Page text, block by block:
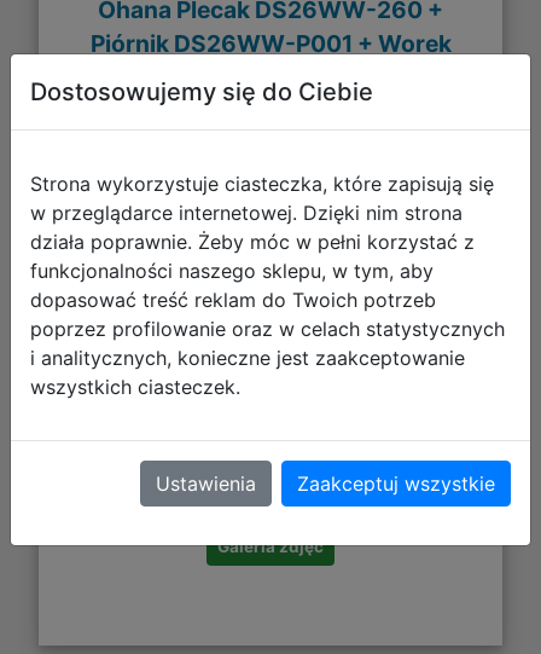
Ohana Plecak DS26WW-260 +
Piórnik DS26WW-P001 + Worek
DS26WW-712 + Torba DS26WW-074
DO KOSZYKA
Galeria zdjęć
Dostosowujemy się do Ciebie
Strona wykorzystuje ciasteczka, które zapisują się
w przeglądarce internetowej. Dzięki nim strona
działa poprawnie. Żeby móc w pełni korzystać z
funkcjonalności naszego sklepu, w tym, aby
dopasować treść reklam do Twoich potrzeb
poprzez profilowanie oraz w celach statystycznych
i analitycznych, konieczne jest zaakceptowanie
wszystkich ciasteczek.
Ustawienia Zaakceptuj wszystkie